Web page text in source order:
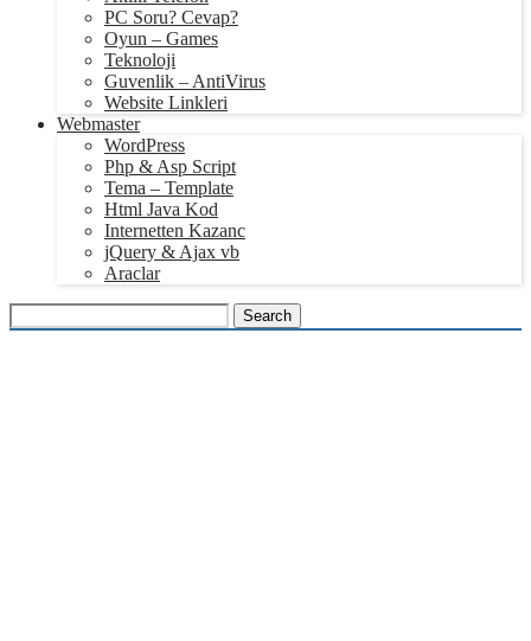
PC Soru? Cevap?
Oyun – Games
Teknoloji
Guvenlik – AntiVirus
Website Linkleri
Webmaster
WordPress
Php & Asp Script
Tema – Template
Html Java Kod
Internetten Kazanc
jQuery & Ajax vb
Araclar